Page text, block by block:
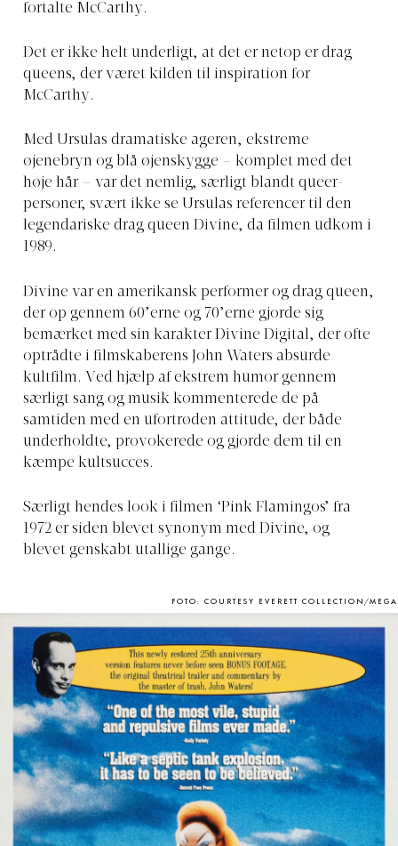
fortalte McCarthy.
Det er ikke helt underligt, at det er netop er drag
queens, der været kilden til inspiration for
McCarthy.
Med Ursulas dramatiske ageren, ekstreme
øjenebryn og blå øjenskygge – komplet med det
høje hår – var det nemlig, særligt blandt queer-
personer, svært ikke se Ursulas referencer til den
legendariske drag queen Divine, da filmen udkom i
1989.
Divine var en amerikansk performer og drag queen,
der op gennem 60’erne og 70’erne gjorde sig
bemærket med sin karakter Divine Digital, der ofte
optrådte i filmskaberens John Waters absurde
kultfilm. Ved hjælp af ekstrem humor gennem
særligt sang og musik kommenterede de på
samtiden med en ufortrøden attitude, der både
underholdte, provokerede og gjorde dem til en
kæmpe kultsucces.
Særligt hendes look i filmen ‘Pink Flamingos’ fra
1972 er siden blevet synonym med Divine, og
blevet genskabt utallige gange.
FOTO: COURTESY EVERETT COLLECTION/MEGA